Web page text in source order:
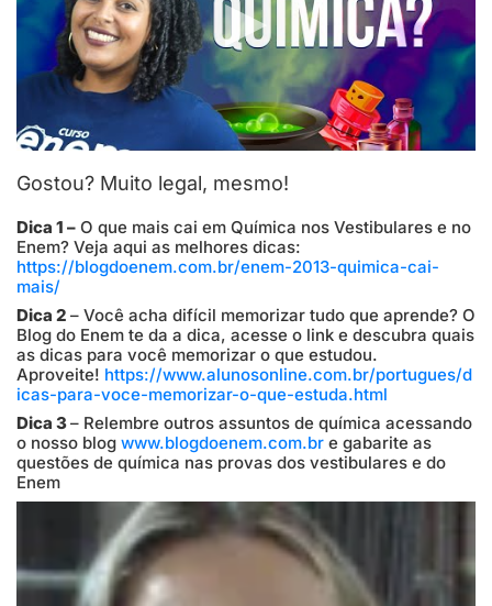
Gostou? Muito legal, mesmo!
Dica 1 – O que mais cai em Química nos Vestibulares e no
Enem? Veja aqui as melhores dicas:
https://blogdoenem.com.br/enem-2013-quimica-cai-
mais/
Dica 2 – Você acha difícil memorizar tudo que aprende? O
Blog do Enem te da a dica, acesse o link e descubra quais
as dicas para você memorizar o que estudou.
Aproveite! https://www.alunosonline.com.br/portugues/d
icas-para-voce-memorizar-o-que-estuda.html
Dica 3– Relembre outros assuntos de química acessando
o nosso blog www.blogdoenem.com.br e gabarite as
questões de química nas provas dos vestibulares e do
Enem